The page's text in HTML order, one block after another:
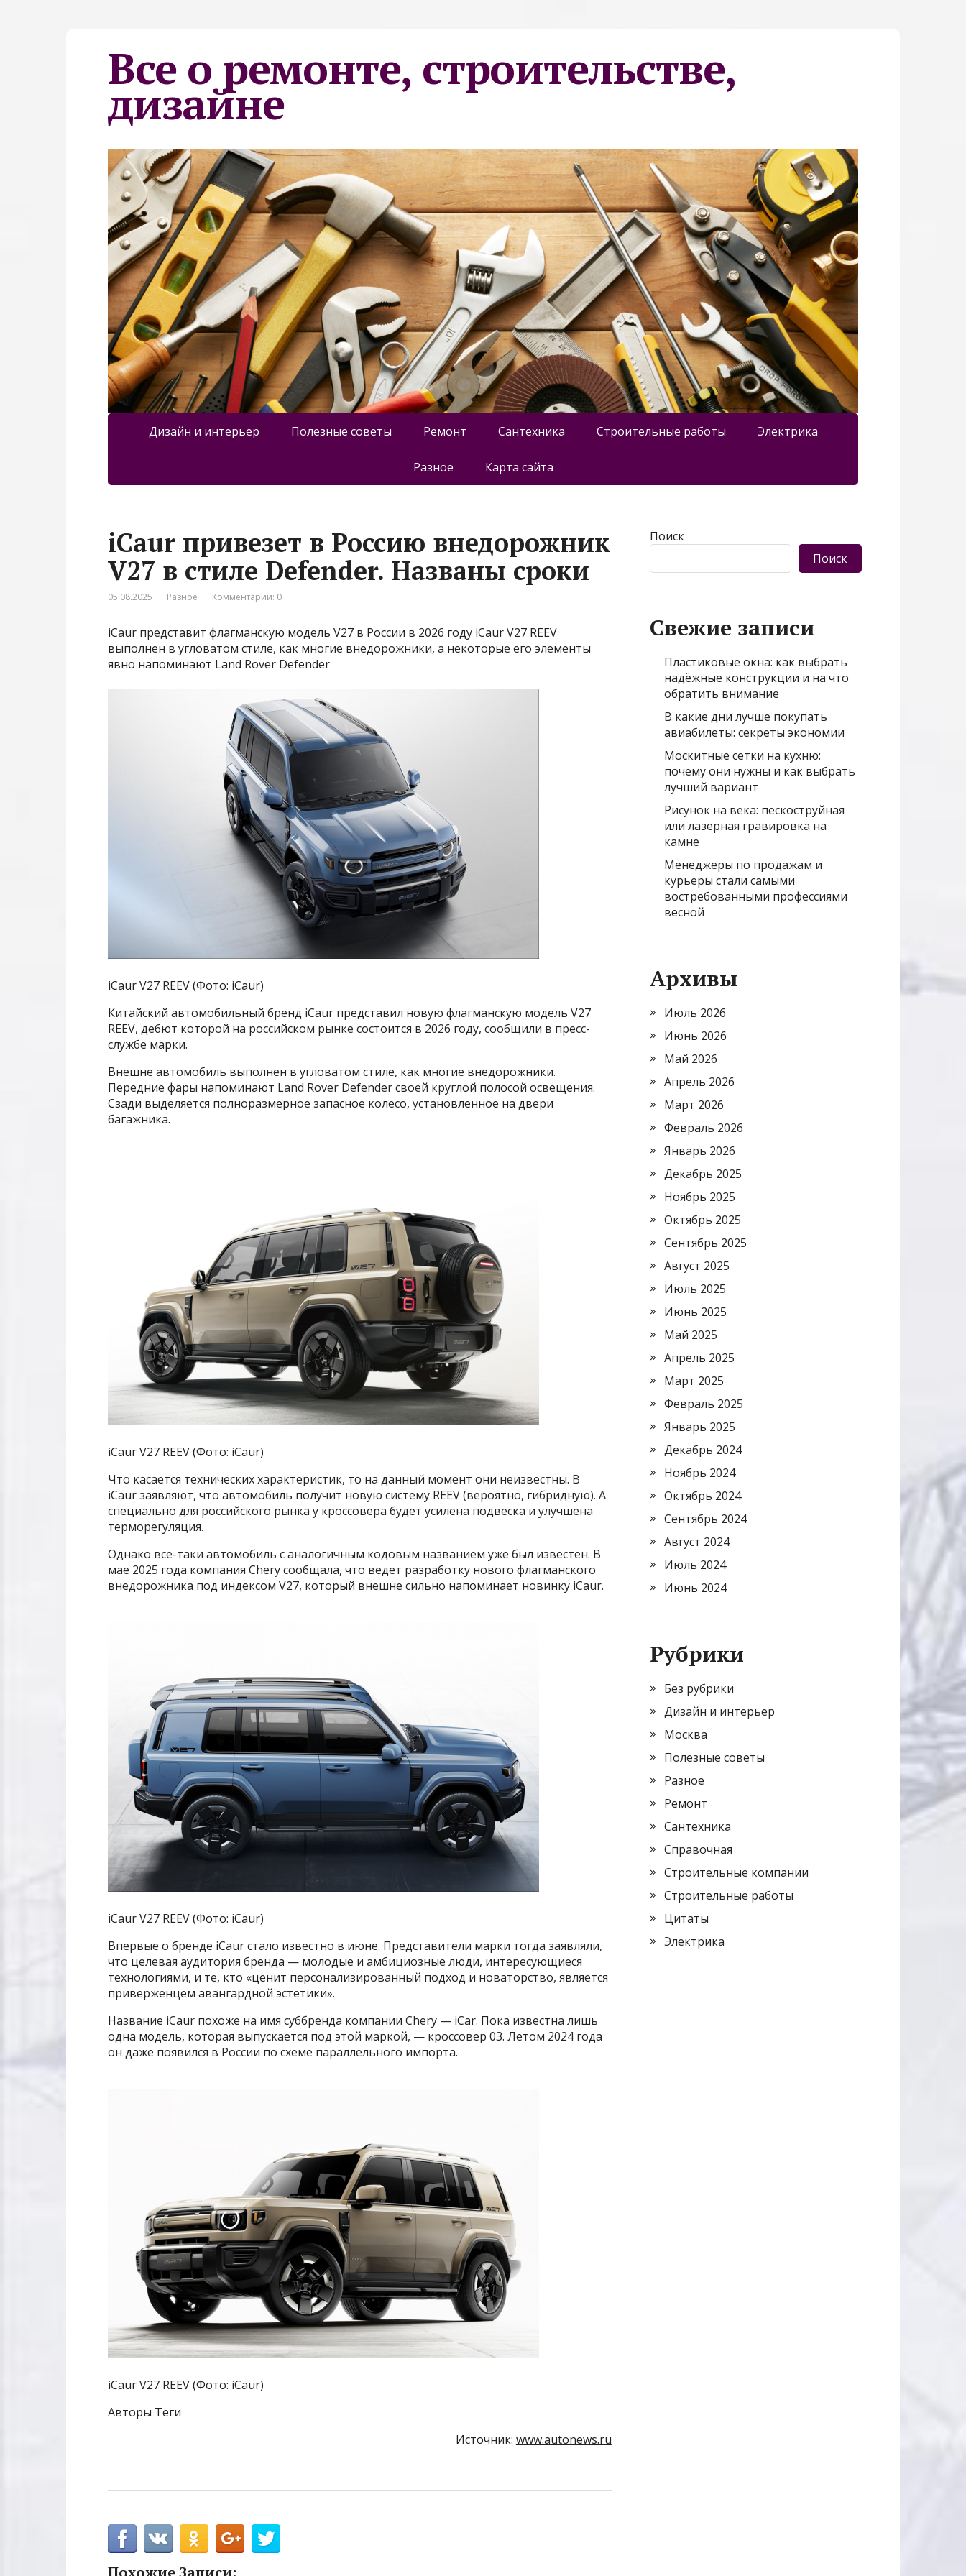
Все о ремонте, строительстве,
дизайне
Дизайн и интерьер Полезные советы Ремонт Сантехника Строительные работы Электрика
Разное Карта сайта
iCaur привезет в Россию внедорожник
V27 в стиле Defender. Названы сроки
05.08.2025 Разное Комментарии: 0
iCaur представит флагманскую модель V27 в России в 2026 году iCaur V27 REEV
выполнен в угловатом стиле, как многие внедорожники, а некоторые его элементы
явно напоминают Land Rover Defender
iCaur V27 REEV (Фото: iCaur)
Китайский автомобильный бренд iCaur представил новую флагманскую модель V27
REEV, дебют которой на российском рынке состоится в 2026 году, сообщили в пресс-
службе марки.
Внешне автомобиль выполнен в угловатом стиле, как многие внедорожники.
Передние фары напоминают Land Rover Defender своей круглой полосой освещения.
Сзади выделяется полноразмерное запасное колесо, установленное на двери
багажника.
iCaur V27 REEV (Фото: iCaur)
Что касается технических характеристик, то на данный момент они неизвестны. В
iCaur заявляют, что автомобиль получит новую систему REEV (вероятно, гибридную). А
специально для российского рынка у кроссовера будет усилена подвеска и улучшена
терморегуляция.
Однако все-таки автомобиль с аналогичным кодовым названием уже был известен. В
мае 2025 года компания Chery сообщала, что ведет разработку нового флагманского
внедорожника под индексом V27, который внешне сильно напоминает новинку iCaur.
iCaur V27 REEV (Фото: iCaur)
Впервые о бренде iCaur стало известно в июне. Представители марки тогда заявляли,
что целевая аудитория бренда — молодые и амбициозные люди, интересующиеся
технологиями, и те, кто «ценит персонализированный подход и новаторство, является
приверженцем авангардной эстетики».
Название iCaur похоже на имя суббренда компании Chery — iCar. Пока известна лишь
одна модель, которая выпускается под этой маркой, — кроссовер 03. Летом 2024 года
он даже появился в России по схеме параллельного импорта.
iCaur V27 REEV (Фото: iCaur)
Авторы Теги
Источник: www.autonews.ru
Похожие Записи:
Поиск
Поиск
Свежие записи
Пластиковые окна: как выбрать
надёжные конструкции и на что
обратить внимание
В какие дни лучше покупать
авиабилеты: секреты экономии
Москитные сетки на кухню:
почему они нужны и как выбрать
лучший вариант
Рисунок на века: пескоструйная
или лазерная гравировка на
камне
Менеджеры по продажам и
курьеры стали самыми
востребованными профессиями
весной
Архивы
Июль 2026
Июнь 2026
Май 2026
Апрель 2026
Март 2026
Февраль 2026
Январь 2026
Декабрь 2025
Ноябрь 2025
Октябрь 2025
Сентябрь 2025
Август 2025
Июль 2025
Июнь 2025
Май 2025
Апрель 2025
Март 2025
Февраль 2025
Январь 2025
Декабрь 2024
Ноябрь 2024
Октябрь 2024
Сентябрь 2024
Август 2024
Июль 2024
Июнь 2024
Рубрики
Без рубрики
Дизайн и интерьер
Москва
Полезные советы
Разное
Ремонт
Сантехника
Справочная
Строительные компании
Строительные работы
Цитаты
Электрика